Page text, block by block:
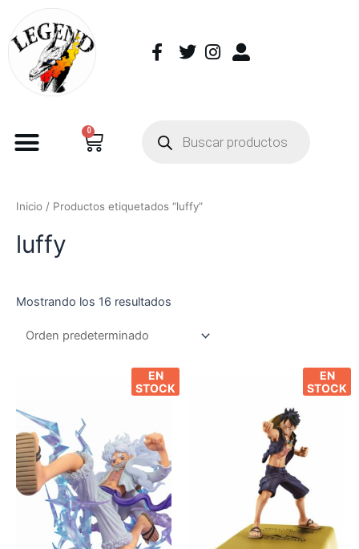
0
Inicio / Productos etiquetados “luffy”
luffy
Mostrando los 16 resultados
EN
STOCK
EN
STOCK